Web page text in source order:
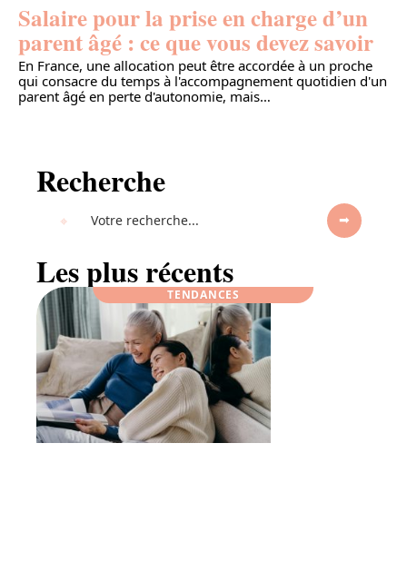
Salaire pour la prise en charge d’un
parent âgé : ce que vous devez savoir
En France, une allocation peut être accordée à un proche
qui consacre du temps à l'accompagnement quotidien d'un
parent âgé en perte d'autonomie, mais…
Recherche
Les plus récents
TENDANCES